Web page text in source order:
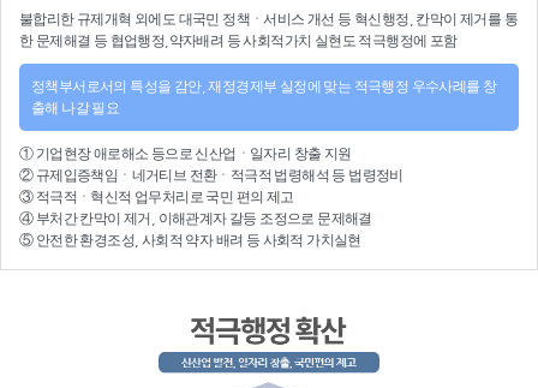
불합리한 규제개혁 외에도 대국민 정책ㆍ서비스 개선 등 혁신행정 , 칸막이 제거를 통
한 문제해결 등 협업행정 ,약자배려 등사회적가치 실현 도 적극행정에 포함
정책부서로서의 특성을 감안, 재정경제부 실정에 맞는 적극행정 우수사례를 창
출해 나갈 필요
① 기업현장 애로해소 등으로 신산업 ㆍ 일자리 창출 지원
② 규제입증책임 ㆍ 네거티브 전환ㆍ적극적 법령해석 등 법령정비
③ 적극적 ㆍ 혁신적 업무처리 로 국민 편의 제고
④ 부처간 칸막이 제거, 이해관계자 갈등 조정으로 문제해결
⑤ 안전한 환경조성, 사회적 약자 배려 등 사회적 가치실현